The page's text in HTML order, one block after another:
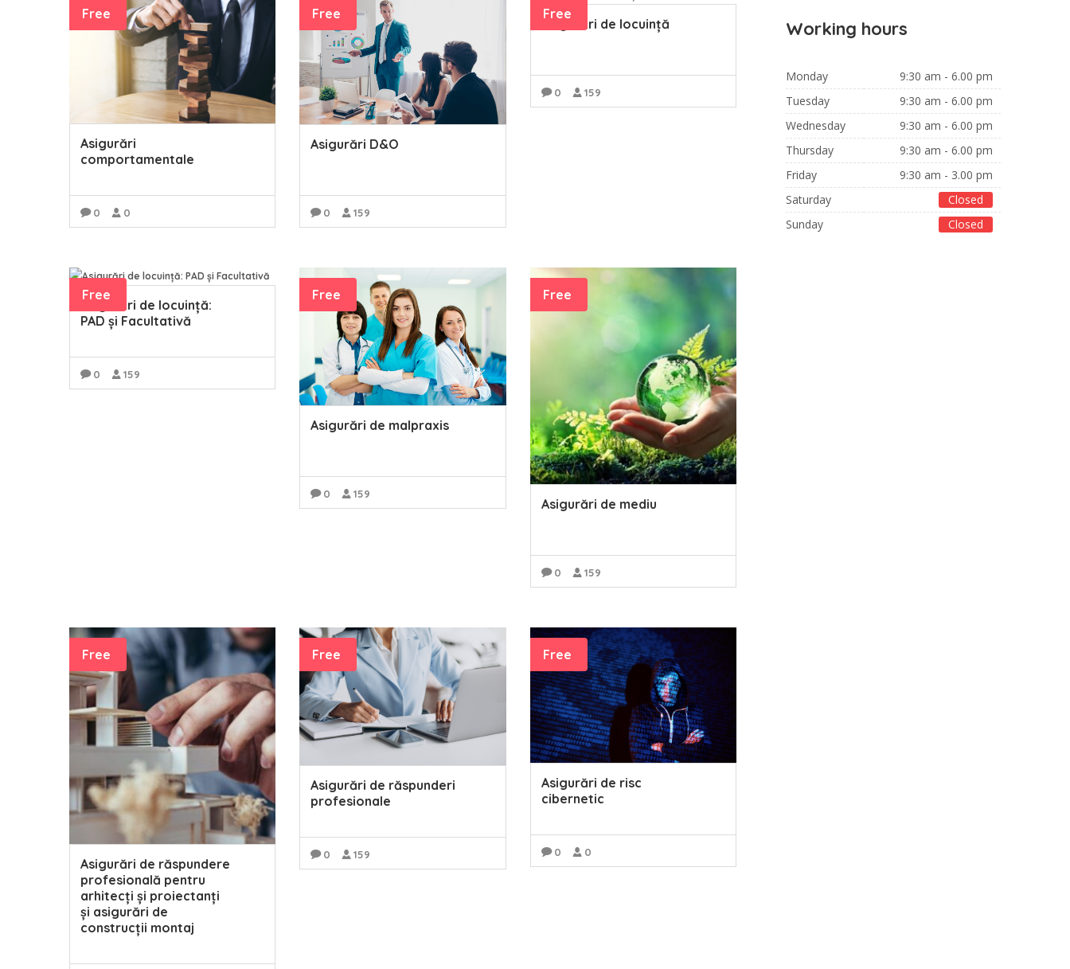
Free
Asigurări
comportamentale
0 0
Free
Asigurări D&O
0 159
Free
Asigurări de locuință
0 159
Free
Asigurări de locuință:
PAD și Facultativă
0 159
Free
Asigurări de malpraxis
0 159
Free
Asigurări de mediu
0 159
Free
Asigurări de răspundere
profesională pentru
arhitecți și proiectanți
și asigurări de
construcții montaj
Free
Asigurări de răspunderi
profesionale
0 159
Free
Asigurări de risc
cibernetic
0 0
Working hours
Monday
9:30 am - 6.00 pm
Tuesday
9:30 am - 6.00 pm
Wednesday
9:30 am - 6.00 pm
Thursday
9:30 am - 6.00 pm
Friday
9:30 am - 3.00 pm
Saturday
Closed
Sunday
Closed